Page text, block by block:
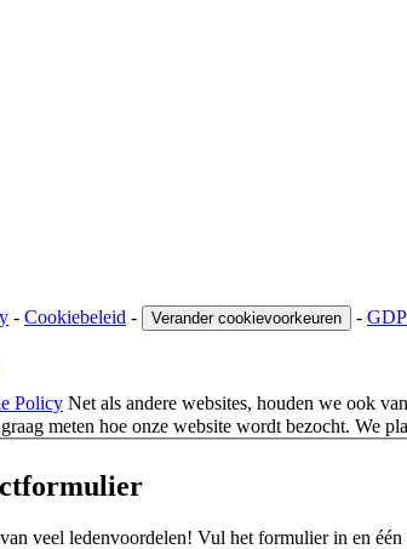
- Cookiebeleid - Verander cookievoorkeuren -
Policy Net als andere websites, houden we ook
meten hoe onze website wordt bezocht. We
veel ledenvoordelen! Vul het formulier in en